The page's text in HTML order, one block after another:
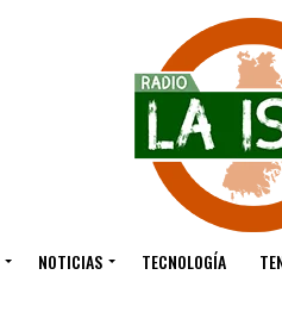
NOTICIAS TECNOLOGÍA